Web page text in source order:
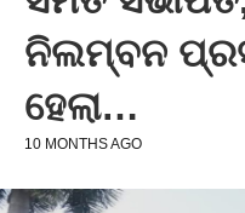
ନିଲମ୍ବନ
ହେଲା…
10 MONTHS AGO